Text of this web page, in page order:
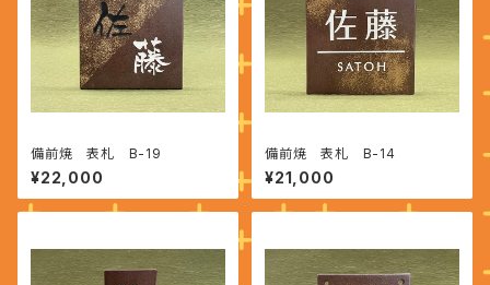
備前焼 表札 B-19
¥22,000
備前焼 表札 B-14
¥21,000